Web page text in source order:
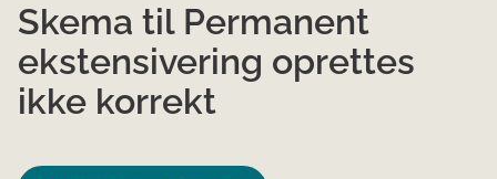
Skema til Permanent
ekstensivering oprettes
ikke korrekt